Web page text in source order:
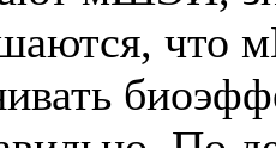
что